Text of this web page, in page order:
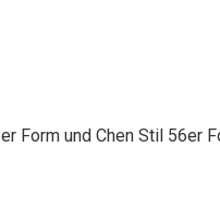
Form und Chen Stil 56er